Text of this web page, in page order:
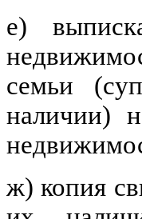
е)
семьи
наличии)
ж) копия